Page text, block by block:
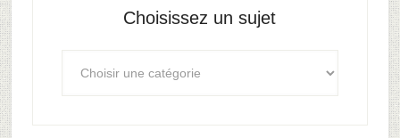
Choisissez un sujet